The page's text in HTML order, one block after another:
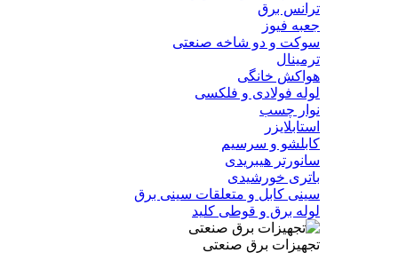
ترانس برق
جعبه فیوز
سوکت و دو شاخه صنعتی
ترمینال
هواکش خانگی
لوله فولادی و فلکسی
نوار چسب
استابلایزر
کابلشو و سرسیم
سانورتر هیبریدی
باتری خورشیدی
سینی کابل و متعلقات سینی برق
لوله برق و قوطی کلید
تجهیزات برق صنعتی